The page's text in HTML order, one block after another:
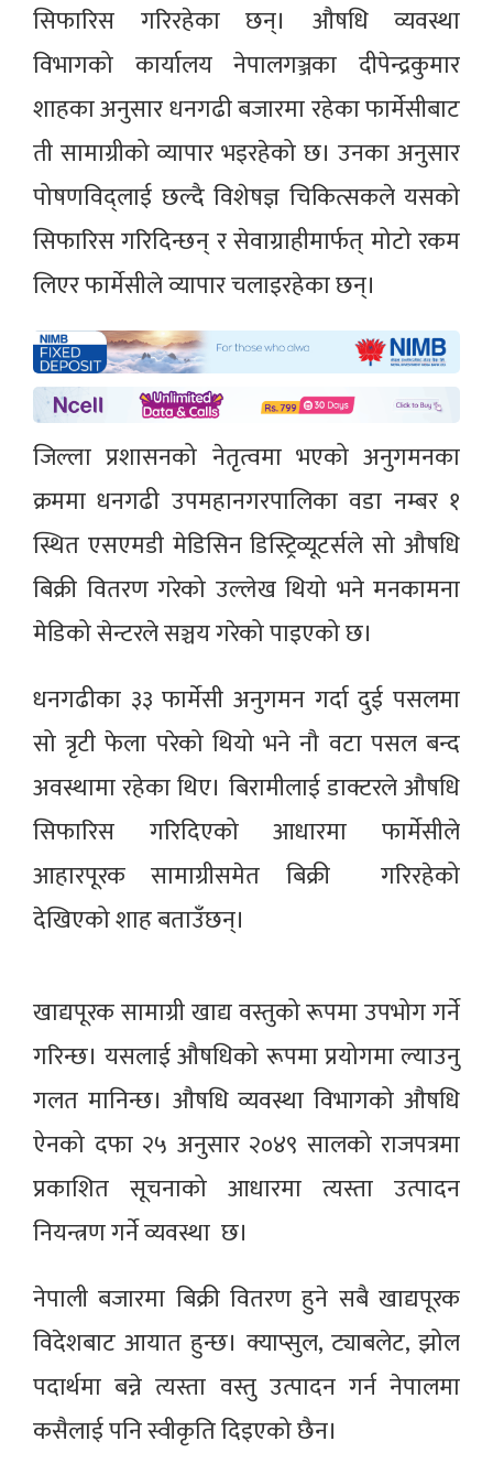
सिफारिस गरिरहेका छन्। औषधि व्यवस्था
विभागको कार्यालय नेपालगञ्जका दीपेन्द्रकुमार
शाहका अनुसार धनगढी बजारमा रहेका फार्मेसीबाट
ती सामाग्रीको व्यापार भइरहेको छ। उनका अनुसार
पोषणविद्लाई छल्दै विशेषज्ञ चिकित्सकले यसको
सिफारिस गरिदिन्छन् र सेवाग्राहीमार्फत् मोटो रकम
लिएर फार्मेसीले व्यापार चलाइरहेका छन्।
जिल्ला प्रशासनको नेतृत्वमा भएको अनुगमनका
क्रममा धनगढी उपमहानगरपालिका वडा नम्बर १
स्थित एसएमडी मेडिसिन डिस्ट्रिव्यूटर्सले सो औषधि
बिक्री वितरण गरेको उल्लेख थियो भने मनकामना
मेडिको सेन्टरले सञ्चय गरेको पाइएको छ।
धनगढीका ३३ फार्मेसी अनुगमन गर्दा दुई पसलमा
सो त्रृटी फेला परेको थियो भने नौ वटा पसल बन्द
अवस्थामा रहेका थिए। बिरामीलाई डाक्टरले औषधि
सिफारिस गरिदिएको आधारमा फार्मेसीले
आहारपूरक सामाग्रीसमेत बिक्री गरिरहेको
देखिएको शाह बताउँछन्।
खाद्यपूरक सामाग्री खाद्य वस्तुको रूपमा उपभोग गर्ने
गरिन्छ। यसलाई औषधिको रूपमा प्रयोगमा ल्याउनु
गलत मानिन्छ। औषधि व्यवस्था विभागको औषधि
ऐनको दफा २५ अनुसार २०४९ सालको राजपत्रमा
प्रकाशित सूचनाको आधारमा त्यस्ता उत्पादन
नियन्त्रण गर्ने व्यवस्था छ।
नेपाली बजारमा बिक्री वितरण हुने सबै खाद्यपूरक
विदेशबाट आयात हुन्छ। क्याप्सुल, ट्याबलेट, झोल
पदार्थमा बन्ने त्यस्ता वस्तु उत्पादन गर्न नेपालमा
कसैलाई पनि स्वीकृति दिइएको छैन।